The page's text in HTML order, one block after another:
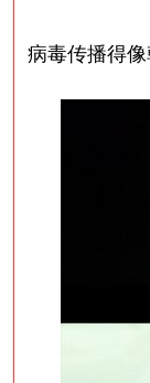
病毒传播得